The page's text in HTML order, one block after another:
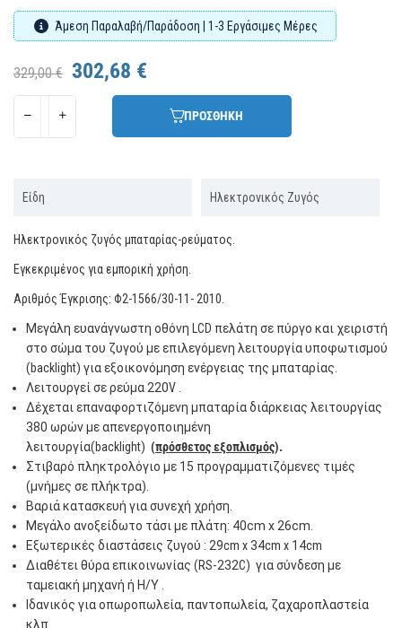
Άμεση Παραλαβή/Παράδοση | 1-3 Εργάσιμες Μέρες
329,00 € 302,68 €
ΠΡΟΣΘΗΚΗ
Είδη Ηλεκτρονικός Ζυγός
Ηλεκτρονικός ζυγός μπαταρίας-ρεύματος.
Εγκεκριμένος για εμπορική χρήση.
Αριθμός Έγκρισης: Φ2-1566/30-11- 2010.
Μεγάλη ευανάγνωστη οθόνη LCD πελάτη σε πύργο και χειριστή
στο σώμα του ζυγού με επιλεγόμενη λειτουργία υποφωτισμού
(backlight) για εξοικονόμηση ενέργειας της μπαταρίας.
Λειτουργεί σε ρεύμα 220V
Δέχεται επαναφορτιζόμενη μπαταρία διάρκειας λειτουργίας
380 ωρών με απενεργοποιημένη
λειτουργία(backlight) (πρόσθετος εξοπλισμός).
Στιβαρό πληκτρολόγιο με 15 προγραμματιζόμενες τιμές
(μνήμες σε πλήκτρα).
Βαριά κατασκευή για συνεχή χρήση.
Μεγάλο ανοξείδωτο τάσι με πλάτη: 40cm x 26cm.
Εξωτερικές διαστάσεις ζυγού : 29cm x34cm x 14cm
Διαθέτει θύρα επικοινωνίας (RS-232C) για σύνδεση με
ταμειακή μηχανή ή Η/Υ .
Ιδανικός για οπωροπωλεία, παντοπωλεία, ζαχαροπλαστεία
κλπ.